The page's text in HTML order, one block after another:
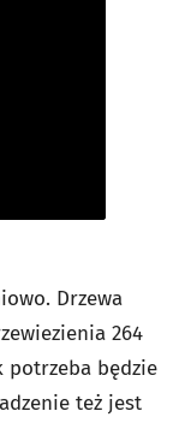
Drzewa
264
potrzeba będzie
też jest